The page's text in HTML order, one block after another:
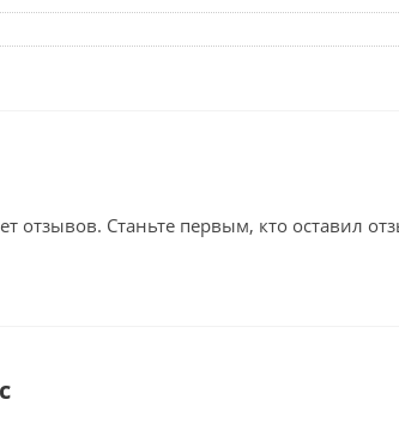
отзывов. Станьте первым, кто оставил